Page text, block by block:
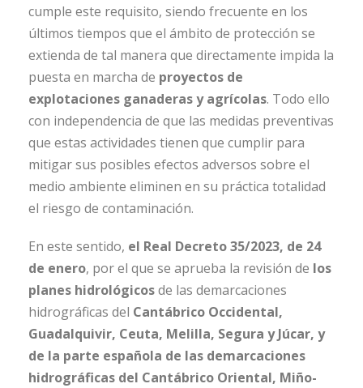
cumple este requisito, siendo frecuente en los
últimos tiempos que el ámbito de protección se
extienda de tal manera que directamente impida la
puesta en marcha de proyectos de
explotaciones ganaderas y agrícolas. Todo ello
con independencia de que las medidas preventivas
que estas actividades tienen que cumplir para
mitigar sus posibles efectos adversos sobre el
medio ambiente eliminen en su práctica totalidad
el riesgo de contaminación.
En este sentido, el Real Decreto 35/2023, de 24
de enero, por el que se aprueba la revisión de los
planes hidrológicosde las demarcaciones
hidrográficas del Cantábrico Occidental,
Guadalquivir, Ceuta, Melilla, Segura y Júcar, y
de la parte española de las demarcaciones
hidrográficas del Cantábrico Oriental, Miño-